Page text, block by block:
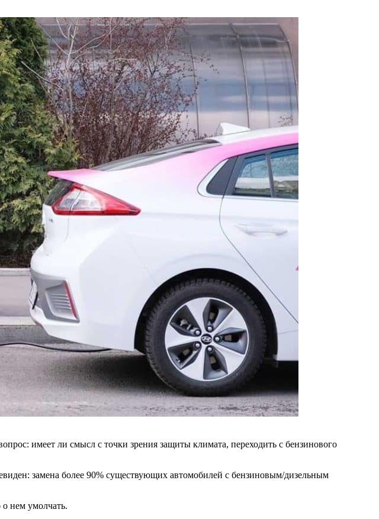
имеет ли смысл с точки зрения защиты климата, переходить с бензинового
замена более 90% существующих автомобилей с бензиновым/дизельным
нем умолчать.